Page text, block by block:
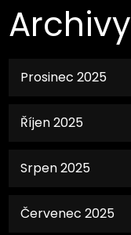
Archivy
Prosinec 2025
Říjen 2025
Srpen 2025
Červenec 2025